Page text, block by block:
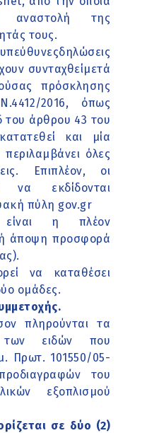
της
τους.
συνταχθείμετά
πρόσκλησης
2016, όπως
άρθρου 43 του
και μία
όλες
Επιπλέον, οι
να εκδίδονται
πύλη gov.gr
είναι η πλέον
άποψη προσφορά
να καταθέσει
ομάδες.
πληρούνται τα
των ειδών που
Πρωτ. 101550/05-
του
εξοπλισμού
σε δύο (2)